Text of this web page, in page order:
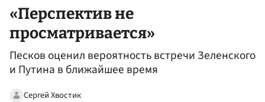
«Перспектив не
просматривается»
Песков оценил вероятность встречи Зеленского
и Путина в ближайшее время
Сергей Хвостик